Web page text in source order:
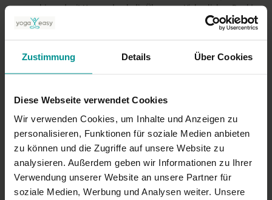
Zustimmung Details Über Cookies
Diese Webseite verwendet Cookies
Wir verwenden Cookies, um Inhalte und Anzeigen zu
personalisieren, Funktionen für soziale Medien anbieten
zu können und die Zugriffe auf unsere Website zu
analysieren. Außerdem geben wir Informationen zu Ihrer
Verwendung unserer Website an unsere Partner für
soziale Medien, Werbung und Analysen weiter. Unsere
ruhig und mit Humor durch die Übungen ..Vielen lieben Dank!
namaste
0
Mehr laden
Ähnliche Videos